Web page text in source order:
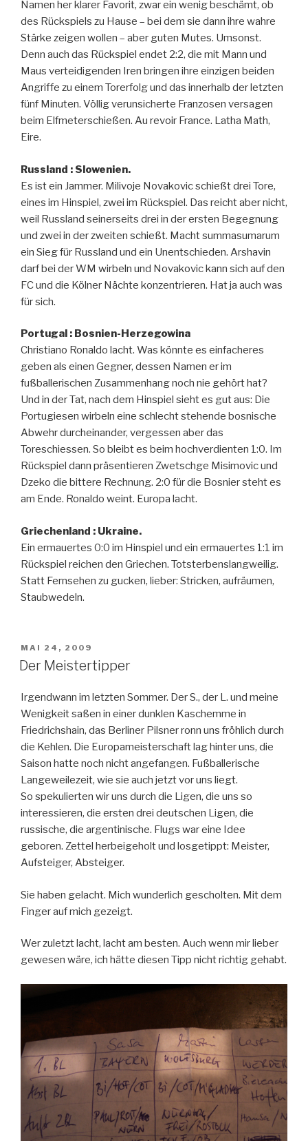
Namen her klarer Favorit, zwar ein wenig beschämt, ob
des Rückspiels zu Hause – bei dem sie dann ihre wahre
Stärke zeigen wollen – aber guten Mutes. Umsonst.
Denn auch das Rückspiel endet 2:2, die mit Mann und
Maus verteidigenden Iren bringen ihre einzigen beiden
Angriffe zu einem Torerfolg und das innerhalb der letzten
fünf Minuten. Völlig verunsicherte Franzosen versagen
beim Elfmeterschießen. Au revoir France. Latha Math,
Eire.
Russland : Slowenien.
Es ist ein Jammer. Milivoje Novakovic schießt drei Tore,
eines im Hinspiel, zwei im Rückspiel. Das reicht aber nicht,
weil Russland seinerseits drei in der ersten Begegnung
und zwei in der zweiten schießt. Macht summasumarum
ein Sieg für Russland und ein Unentschieden. Arshavin
darf bei der WM wirbeln und Novakovic kann sich auf den
FC und die Kölner Nächte konzentrieren. Hat ja auch was
für sich.
Portugal : Bosnien-Herzegowina
Christiano Ronaldo lacht. Was könnte es einfacheres
geben als einen Gegner, dessen Namen er im
fußballerischen Zusammenhang noch nie gehört hat?
Und in der Tat, nach dem Hinspiel sieht es gut aus: Die
Portugiesen wirbeln eine schlecht stehende bosnische
Abwehr durcheinander, vergessen aber das
Toreschiessen. So bleibt es beim hochverdienten 1:0. Im
Rückspiel dann präsentieren Zwetschge Misimovic und
Dzeko die bittere Rechnung. 2:0 für die Bosnier steht es
am Ende. Ronaldo weint. Europa lacht.
Griechenland : Ukraine.
Ein ermauertes 0:0 im Hinspiel und ein ermauertes 1:1 im
Rückspiel reichen den Griechen. Totsterbenslangweilig.
Statt Fernsehen zu gucken, lieber: Stricken, aufräumen,
Staubwedeln.
VERÖFFENTLICHT
AM
MAI 24, 2009
Der Meistertipper
Irgendwann im letzten Sommer. Der S., der L. und meine
Wenigkeit saßen in einer dunklen Kaschemme in
Friedrichshain, das Berliner Pilsner ronn uns fröhlich durch
die Kehlen. Die Europameisterschaft lag hinter uns, die
Saison hatte noch nicht angefangen. Fußballerische
Langeweilezeit, wie sie auch jetzt vor uns liegt.
So spekulierten wir uns durch die Ligen, die uns so
interessieren, die ersten drei deutschen Ligen, die
russische, die argentinische. Flugs war eine Idee
geboren. Zettel herbeigeholt und losgetippt: Meister,
Aufsteiger, Absteiger.
Sie haben gelacht. Mich wunderlich gescholten. Mit dem
Finger auf mich gezeigt.
Wer zuletzt lacht, lacht am besten. Auch wenn mir lieber
gewesen wäre, ich hätte diesen Tipp nicht richtig gehabt.